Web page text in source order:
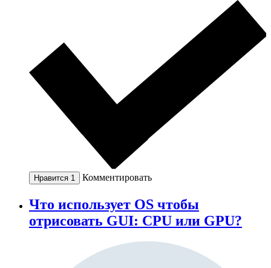
Нравится 1 Комментировать
Что использует OS чтобы
отрисовать GUI: CPU или GPU?